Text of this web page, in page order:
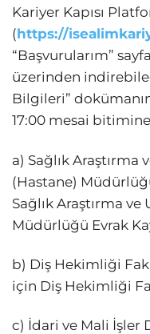
Kariyer Kapısı
(https://
“Başvurularım”
üzerinden
Bilgileri”
17:00 mesai
a) Sağlık Araştırma
(Hastane)
Sağlık Araştırma
Müdürlüğü Evrak
b) Diş Hekimliği
için Diş Hekimliği
c) İdari ve Mali İşler